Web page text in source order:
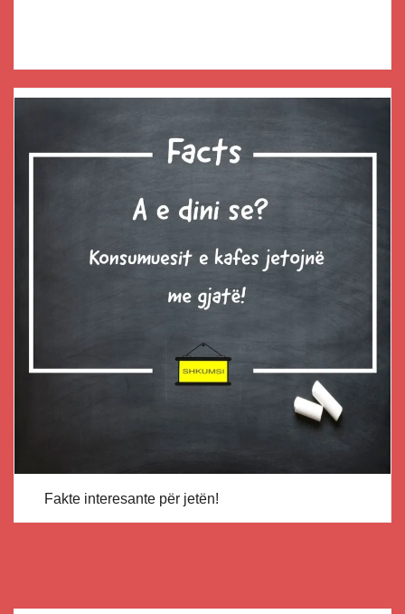
Fakte interesante për jetën!